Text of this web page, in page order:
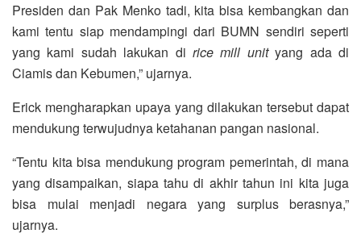
Presiden dan Pak Menko tadi, kita bisa kembangkan dan
kami tentu siap mendampingi dari BUMN sendiri seperti
yang kami sudah lakukan di rice mill unityang ada di
Ciamis dan Kebumen,” ujarnya.
Erick mengharapkan upaya yang dilakukan tersebut dapat
mendukung terwujudnya ketahanan pangan nasional.
“Tentu kita bisa mendukung program pemerintah, di mana
yang disampaikan, siapa tahu di akhir tahun ini kita juga
bisa mulai menjadi negara yang surplus berasnya,”
ujarnya.